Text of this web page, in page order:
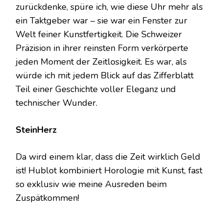
zurückdenke, spüre ich, wie diese Uhr mehr als
ein Taktgeber war – sie war ein Fenster zur
Welt feiner Kunstfertigkeit. Die Schweizer
Präzision in ihrer reinsten Form verkörperte
jeden Moment der Zeitlosigkeit. Es war, als
würde ich mit jedem Blick auf das Zifferblatt
Teil einer Geschichte voller Eleganz und
technischer Wunder.
SteinHerz
Da wird einem klar, dass die Zeit wirklich Geld
ist! Hublot kombiniert Horologie mit Kunst, fast
so exklusiv wie meine Ausreden beim
Zuspätkommen!